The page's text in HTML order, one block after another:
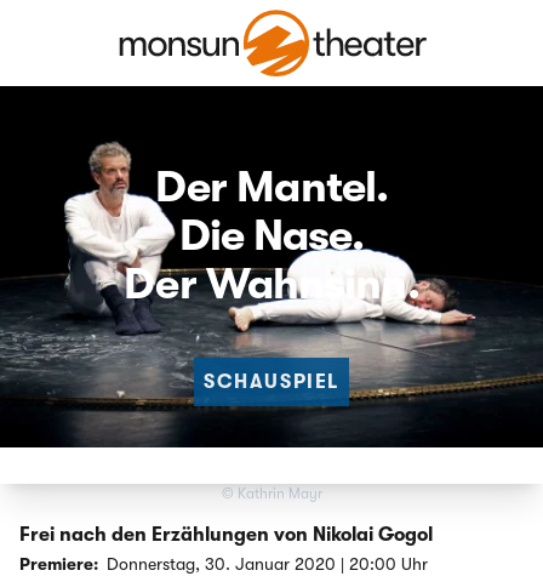
Der Mantel.
Die Nase.
Der Wahnsinn.
SCHAUSPIEL
© Kathrin Mayr
Frei nach den Erzählungen von Nikolai Gogol
Premiere: Donnerstag, 30. Januar 2020 | 20:00 Uhr